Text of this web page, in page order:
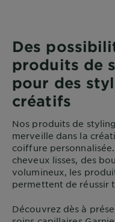
Des
produits de
pour des
créatifs
Nos produits de
merveille dans la
coiffure
cheveux lisses, des
volumineux, les
permettent de réussir
Découvrez dès à